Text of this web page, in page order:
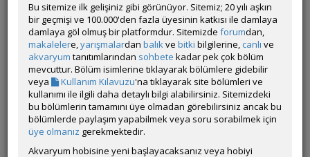
Genel
Bu sitemize ilk gelişiniz gibi görünüyor. Sitemiz; 20 yılı aşkın
bir geçmişi ve 100.000'den fazla üyesinin katkısı ile damlaya
damlaya göl olmuş bir platformdur. Sitemizde forumdan,
makalelere,yarışmalardan balıkve bitki bilgilerine, canlı ve
akvaryum tanıtımlarından sohbete kadar pek çok bölüm
mevcuttur. Bölüm isimlerine tıklayarak bölümlere gidebilir
veya
Kullanım Kılavuzu'na tıklayarak site bölümleri ve
kullanımı ile ilgili daha detaylı bilgi alabilirsiniz. Sitemizdeki
bu bölümlerin tamamını üye olmadan görebilirsiniz ancak bu
bölümlerde paylaşım yapabilmek veya soru sorabilmek için
üye olmanız gerekmektedir.
Akvaryum hobisine yeni başlayacaksanız veya hobiyi